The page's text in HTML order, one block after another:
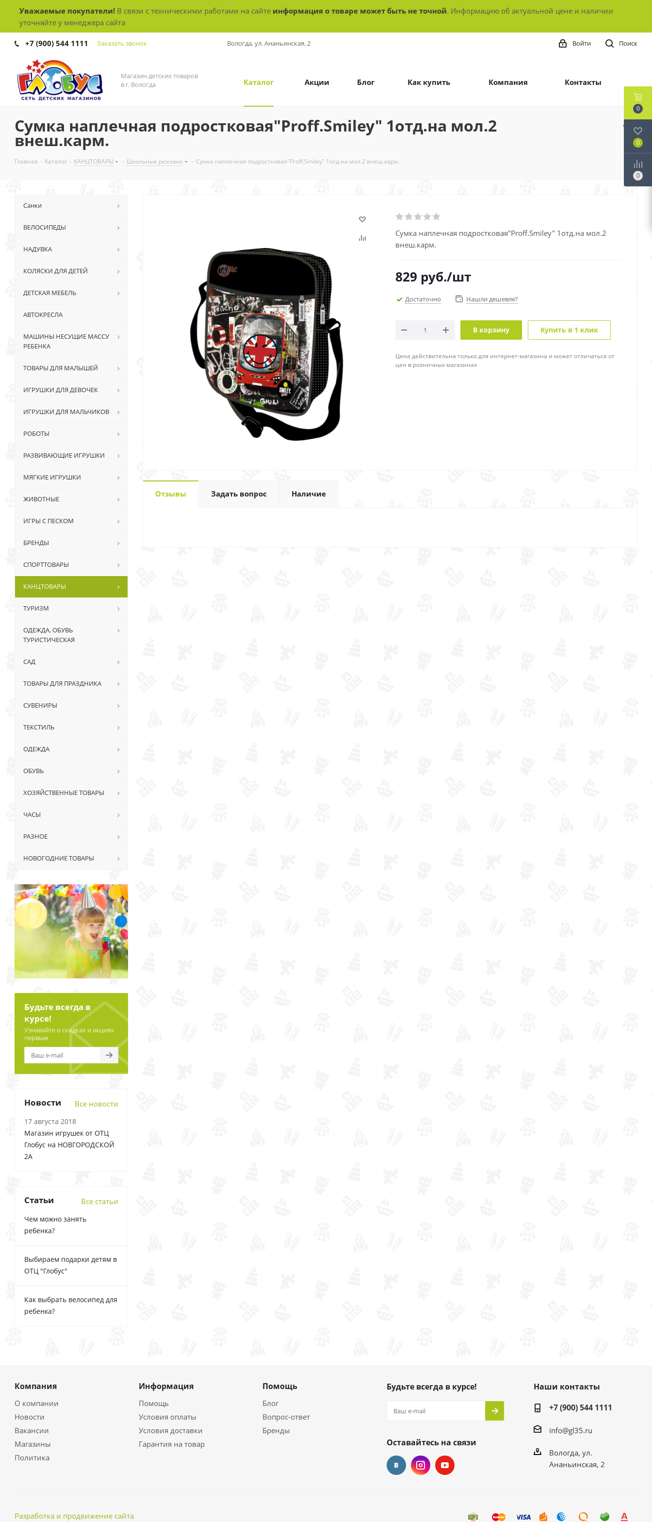
Уважаемые покупатели! В связи с техническими работами на сайте информация о товаре может быть не точной. Информацию об актуальной цене и наличии
уточняйте у менеджера сайта
+7 (900) 544 1111 Заказать звонок Вологда, ул. Ананьинская, 2 Поиск
Войти
Магазин детских товаров
в г. Вологда
Каталог Акции Блог Как купить Компания Контакты
Сумка наплечная подростковая"Proff.Smiley" 1отд.на мол.2
внеш.карм.
Главная - Каталог - КАНЦТОВАРЫ - Школьные рюкзаки - Сумка наплечная подростковая"Proff.Smiley" 1отд.на мол.2 внеш.карм.
Сумка наплечная подростковая"Proff.Smiley" 1отд.на мол.2
внеш.карм.
829 руб./шт
Достаточно Нашли дешевле?
В корзину Купить в 1 клик
Цена действительна только для интернет-магазина и может отличаться от
цен в розничных магазинах
Отзывы Задать вопрос Наличие
Санки
ВЕЛОСИПЕДЫ
НАДУВКА
КОЛЯСКИ ДЛЯ ДЕТЕЙ
ДЕТСКАЯ МЕБЕЛЬ
АВТОКРЕСЛА
МАШИНЫ НЕСУЩИЕ МАССУ
РЕБЕНКА
ТОВАРЫ ДЛЯ МАЛЫШЕЙ
ИГРУШКИ ДЛЯ ДЕВОЧЕК
ИГРУШКИ ДЛЯ МАЛЬЧИКОВ
РОБОТЫ
РАЗВИВАЮЩИЕ ИГРУШКИ
МЯГКИЕ ИГРУШКИ
ЖИВОТНЫЕ
ИГРЫ С ПЕСКОМ
БРЕНДЫ
СПОРТТОВАРЫ
КАНЦТОВАРЫ
ТУРИЗМ
ОДЕЖДА, ОБУВЬ
ТУРИСТИЧЕСКАЯ
САД
ТОВАРЫ ДЛЯ ПРАЗДНИКА
СУВЕНИРЫ
ТЕКСТИЛЬ
ОДЕЖДА
ОБУВЬ
ХОЗЯЙСТВЕННЫЕ ТОВАРЫ
ЧАСЫ
РАЗНОЕ
НОВОГОДНИЕ ТОВАРЫ
Будьте всегда в
курсе!
Узнавайте о скидках и акциях
первым
Новости Все новости
17 августа 2018
Магазин игрушек от ОТЦ
Глобус на НОВГОРОДСКОЙ
2А
Статьи Все статьи
Чем можно занять
ребенка?
Выбираем подарки детям в
ОТЦ "Глобус"
Как выбрать велосипед для
ребенка?
Компания
О компании
Новости
Вакансии
Магазины
Политика
Информация
Помощь
Условия оплаты
Условия доставки
Гарантия на товар
Помощь
Блог
Вопрос-ответ
Бренды
Будьте всегда в курсе!
Оставайтесь на связи
Наши контакты
+7 (900) 544 1111
info@gl35.ru
Вологда, ул.
Ананьинская, 2
Разработка и продвижение сайта
0
0
0